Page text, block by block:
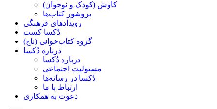
کاوش (کودک و ‌نوجوان)
بروشور کتاب‌ها
رویدادهای فرهنگی
دُکسا کست
گروه کتاب‌خوانی (ناج)
درباره دُکسا
درباره دُکسا
مسئولیت اجتماعی
دُکسا در رسانه‌ها
ارتباط با ما
دعوت به همکاری